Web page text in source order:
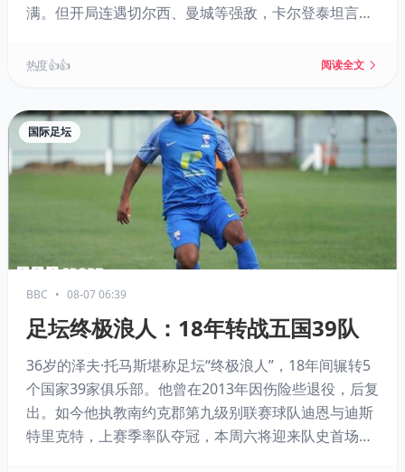
满。但开局连遇切尔西、曼城等强敌，卡尔登泰坦言压
热度 👍👍 阅读全文
国际足坛
BBC • 08-07 06:39
足坛终极浪人：18年转战五国39队
36岁的泽夫·托马斯堪称足坛“终极浪人”，18年间辗转5
个国家39家俱乐部。他曾在2013年因伤险些退役，后复
出。如今他执教南约克郡第九级别联赛球队迪恩与迪斯
特里克特，上赛季率队夺冠，本周六将迎来队史首场足